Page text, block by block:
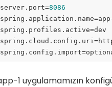
server.port=8086
spring.application.name=app
spring.profiles.active=dev
1 uygulamamızın